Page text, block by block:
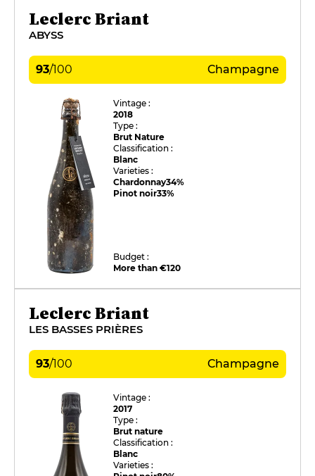
Leclerc Briant
ABYSS
93/100 Champagne
Vintage :
2018
Type :
Brut Nature
Classification :
Blanc
Varieties :
Chardonnay34%
Pinot noir33%
Budget :
More than €120
Leclerc Briant
LES BASSES PRIÈRES
93/100 Champagne
Vintage :
2017
Type :
Brut nature
Classification :
Blanc
Varieties :